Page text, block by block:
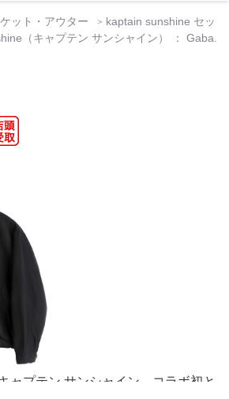
ット・アウター
kaptain sunshine セッ
（キャプテン サンシャイン） ： Gaba.